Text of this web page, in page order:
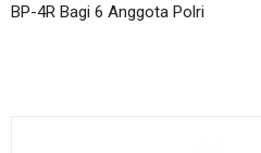
BP-4R Bagi 6 Anggota Polri